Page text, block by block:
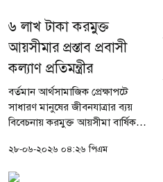
৬ লাখ টাকা করমুক্ত
আয়সীমার প্রস্তাব প্রবাসী
কল্যাণ প্রতিমন্ত্রীর
বর্তমান আর্থসামাজিক প্রেক্ষাপটে
সাধারণ মানুষের জীবনযাত্রার ব্যয়
বিবেচনায় করমুক্ত আয়সীমা বার্ষিক ৬
প্রবাসী কল্যাণ ও বৈদেশিক কর্মসংস্থান
প্রতিমন্ত্রী...
২৮-০৬-২০২৬ ০৪:২৬ পিএম